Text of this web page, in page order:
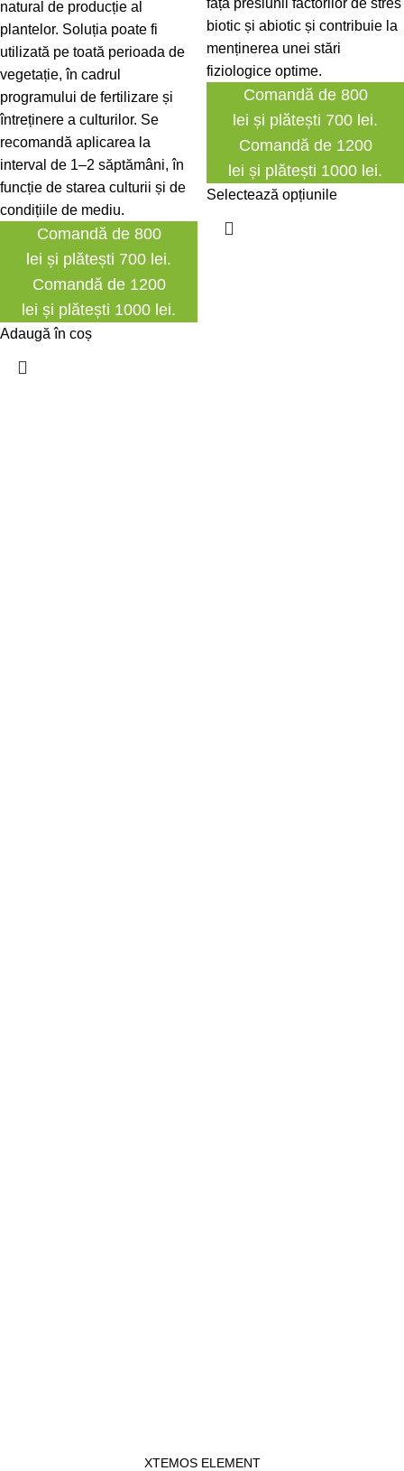
natural de producție al
plantelor. Soluția poate fi
utilizată pe toată perioada de
vegetație, în cadrul
programului de fertilizare și
întreținere a culturilor. Se
recomandă aplicarea la
interval de 1–2 săptămâni, în
funcție de starea culturii și de
condițiile de mediu.
Comandă de 800
lei și plătești 700 lei.
Comandă de 1200
lei și plătești 1000 lei.
Adaugă în coș
față presiunii factorilor de stres
biotic și abiotic și contribuie la
menținerea unei stări
fiziologice optime.
Comandă de 800
lei și plătești 700 lei.
Comandă de 1200
lei și plătești 1000 lei.
Selectează opțiunile
XTEMOS ELEMENT